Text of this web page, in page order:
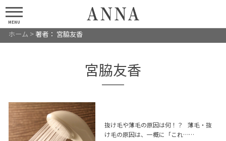
MENU
ホーム > 著者： 宮脇友香
宮脇友香
抜け毛や薄毛の原因は何！？ 薄毛・抜
け毛の原因は、一概に「これ……